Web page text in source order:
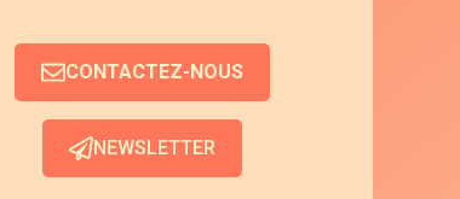
CONTACTEZ-NOUS
NEWSLETTER